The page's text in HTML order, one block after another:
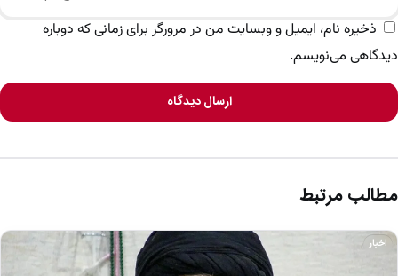
ذخیره نام، ایمیل و وبسایت من در مرورگر برای زمانی که دوباره
دیدگاهی می‌نویسم.
ارسال دیدگاه
مطالب مرتبط
اخبار